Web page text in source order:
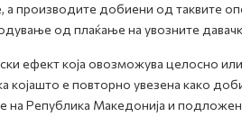
производите добиени од таквите
од плаќање на увозните
ефект која овозможува целосно
е повторно увезена како
на Република Македонија и